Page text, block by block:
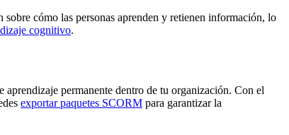
cómo las personas aprenden y retienen información, lo
cognitivo.
permanente dentro de tu organización. Con el
exportar paquetes SCORM para garantizar la